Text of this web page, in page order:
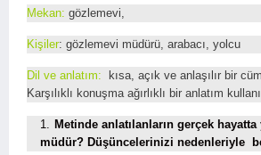
Mekan: gözlemevi,
Kişiler: gözlemevi müdürü, arabacı, yolcu
Dil ve anlatım: kısa, açık ve anlaşılır bir
Karşılıklı konuşma ağırlıklı bir anlatım
Metinde anlatılanların gerçek
müdür? Düşüncelerinizi nedenleriyle